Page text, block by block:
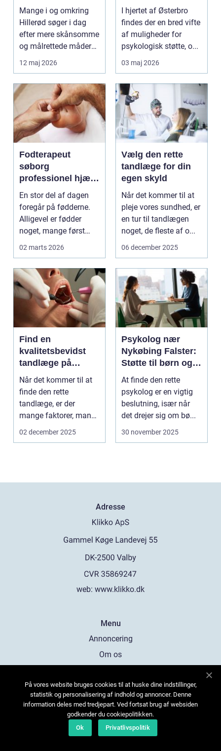
hverdagen
Mange i og omkring
Hillerød søger i dag
efter mere skånsomme
og målrettede måder
at få det bedre på....
12 maj 2026
kræver
professionel støtte
I hjertet af Østerbro
findes der en bred vifte
af muligheder for
psykologisk støtte, o...
03 maj 2026
Fodterapeut
søborg
professionel hjælp
til sunde fødder i
hverdagen
En stor del af dagen
foregår på fødderne.
Alligevel er fødder
noget, mange først
tænker på, når smer...
02 marts 2026
Vælg den rette
tandlæge for din
egen skyld
Når det kommer til at
pleje vores sundhed, er
en tur til tandlægen
noget, de fleste af o...
06 december 2025
Find en
kvalitetsbevidst
tandlæge på
Vesterbro
Når det kommer til at
finde den rette
tandlæge, er der
mange faktorer, man
bør ov...
02 december 2025
Psykolog nær
Nykøbing Falster:
Støtte til børn og
unge
At finde den rette
psykolog er en vigtig
beslutning, især når
det drejer sig om bø...
30 november 2025
Adresse
web: www.klikko.dk
Menu
Annoncering
Om os
Kontakt os
Sitemap
På vores website bruges cookies til at huske dine indstillinger,
statistik og personalisering af indhold og annoncer. Denne
information deles med tredjepart. Ved fortsat brug af websiden
godkender du cookiepolitikken.
Ok
Privatlivspolitik